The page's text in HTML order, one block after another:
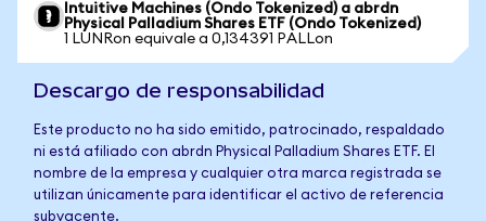
Intuitive Machines (Ondo Tokenized) a abrdn
Physical Palladium Shares ETF (Ondo Tokenized)
1 LUNRon equivale a 0,134391 PALLon
Descargo de responsabilidad
Este producto no ha sido emitido, patrocinado, respaldado
ni está afiliado con abrdn Physical Palladium Shares ETF. El
nombre de la empresa y cualquier otra marca registrada se
utilizan únicamente para identificar el activo de referencia
subyacente.